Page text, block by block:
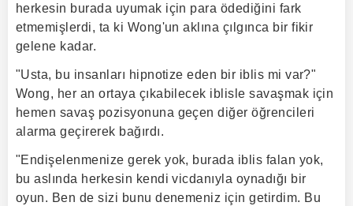
herkesin burada uyumak için para ödediğini fark
etmemişlerdi, ta ki Wong'un aklına çılgınca bir fikir
gelene kadar.
"Usta, bu insanları hipnotize eden bir iblis mi var?"
Wong, her an ortaya çıkabilecek iblisle savaşmak için
hemen savaş pozisyonuna geçen diğer öğrencileri
alarma geçirerek bağırdı.
"Endişelenmenize gerek yok, burada iblis falan yok,
bu aslında herkesin kendi vicdanıyla oynadığı bir
oyun. Ben de sizi bunu denemeniz için getirdim. Bu